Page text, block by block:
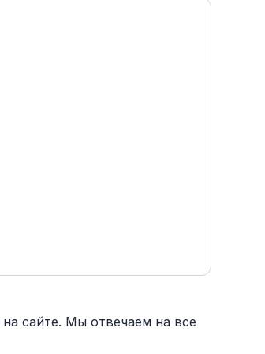
на сайте. Мы отвечаем на все